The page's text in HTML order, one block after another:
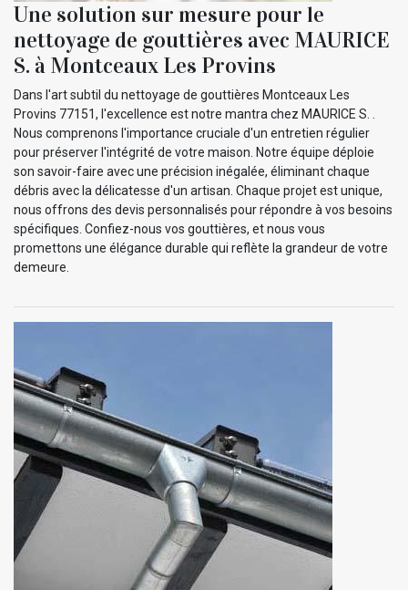
Une solution sur mesure pour le
nettoyage de gouttières avec MAURICE
S. à Montceaux Les Provins
Dans l'art subtil du nettoyage de gouttières Montceaux Les
Provins 77151, l'excellence est notre mantra chez MAURICE S. .
Nous comprenons l'importance cruciale d'un entretien régulier
pour préserver l'intégrité de votre maison. Notre équipe déploie
son savoir-faire avec une précision inégalée, éliminant chaque
débris avec la délicatesse d'un artisan. Chaque projet est unique,
nous offrons des devis personnalisés pour répondre à vos besoins
spécifiques. Confiez-nous vos gouttières, et nous vous
promettons une élégance durable qui reflète la grandeur de votre
demeure.